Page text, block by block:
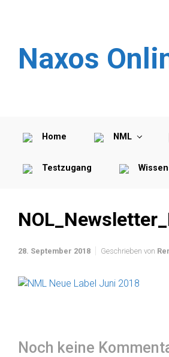
Naxos
Home NML
Testzugang
28. September 2018 Geschrieben von
Noch keine